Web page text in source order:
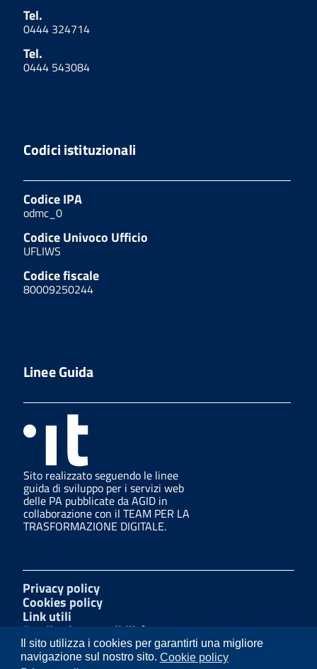
Il sito utilizza i cookies per garantirti una migliore
navigazione sul nostro sito. Cookie policy
Tel.
0444 324714
Tel.
0444 543084
Codici istituzionali
Codice IPA
odmc_0
Codice Univoco Ufficio
UFLIWS
Codice fiscale
80009250244
Linee Guida
Sito realizzato seguendo le linee
guida di sviluppo per i servizi web
delle PA pubblicate da AGID in
collaborazione con il TEAM PER LA
TRASFORMAZIONE DIGITALE.
Privacy policy
Cookies policy
Link utili
Feedback accessibilità
Amministrazione trasparente
Mappa del sito